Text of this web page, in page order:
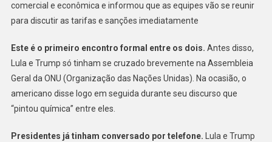
comercial e econômica e informou que as equipes vão se reunir
para discutir as tarifas e sanções imediatamente
Este é o primeiro encontro formal entre os dois. Antes disso,
Lula e Trump só tinham se cruzado brevemente na Assembleia
Geral da ONU (Organização das Nações Unidas). Na ocasião, o
americano disse logo em seguida durante seu discurso que
“pintou química” entre eles.
Presidentes já tinham conversado por telefone. Lula e Trump